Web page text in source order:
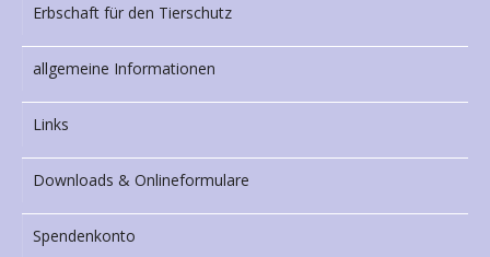
Erbschaft für den Tierschutz
allgemeine Informationen
Links
Downloads & Onlineformulare
Spendenkonto